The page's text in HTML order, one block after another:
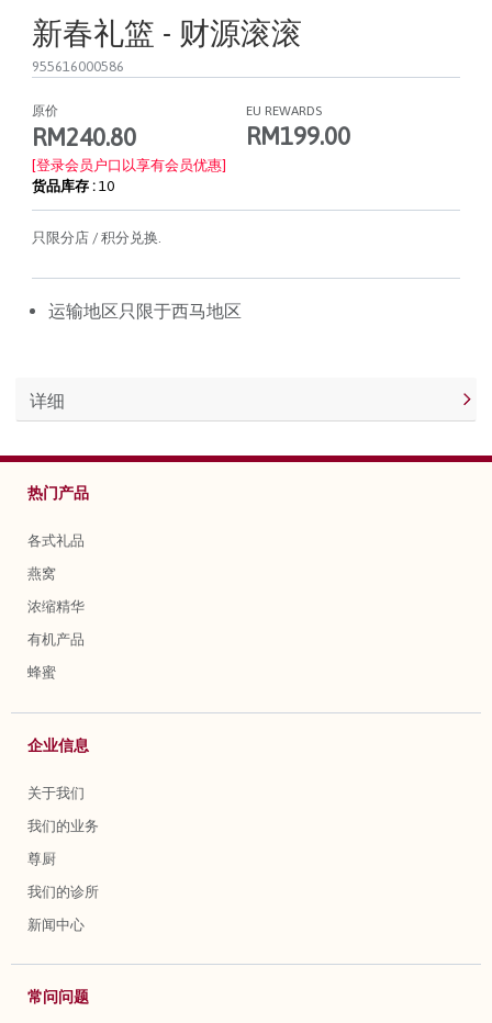
新春礼篮 - 财源滚滚
955616000586
原价
RM240.80
EU REWARDS
RM199.00
[登录会员户口以享有会员优惠]
货品库存 : 10
只限分店 / 积分兑换.
运输地区只限于西马地区
详细
热门产品
各式礼品
燕窝
浓缩精华
有机产品
蜂蜜
企业信息
关于我们
我们的业务
尊厨
我们的诊所
新闻中心
常问问题